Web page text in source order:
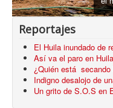
Reportajes
El Huila inundado de
Así va el paro en
¿Quién está secando
Indigno desalojo de
Un grito de S.O.S en